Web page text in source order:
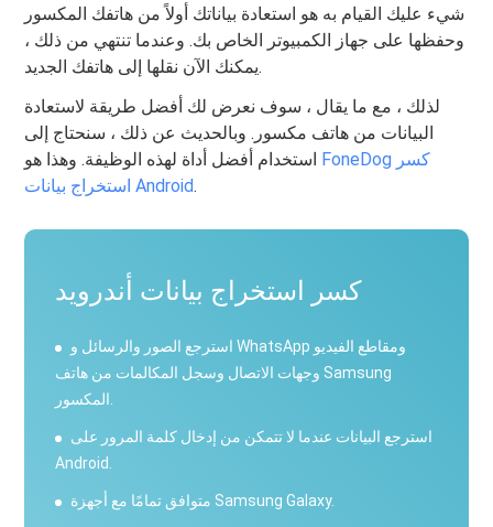
شيء عليك القيام به هو استعادة بياناتك أولاً من هاتفك المكسور
وحفظها على جهاز الكمبيوتر الخاص بك. وعندما تنتهي من ذلك ،
يمكنك الآن نقلها إلى هاتفك الجديد.
لذلك ، مع ما يقال ، سوف نعرض لك أفضل طريقة لاستعادة
البيانات من هاتف مكسور. وبالحديث عن ذلك ، سنحتاج إلى
FoneDog كسر
استخراج بيانات Android.
كسر استخراج بيانات أندرويد
استرجع الصور والرسائل و WhatsApp ومقاطع الفيديو
وجهات الاتصال وسجل المكالمات من هاتف Samsung
استرجع البيانات عندما لا تتمكن من إدخال كلمة المرور على
Android.
متوافق تمامًا مع أجهزة Samsung Galaxy.